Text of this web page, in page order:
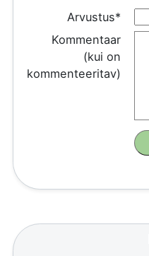
Arvustus*
Kommentaar
(kui on
kommenteeritav)